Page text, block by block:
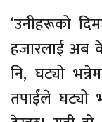
‘उनीहरूको
हजारलाई अब
नि, घट्यो
तपाईंले घट्यो